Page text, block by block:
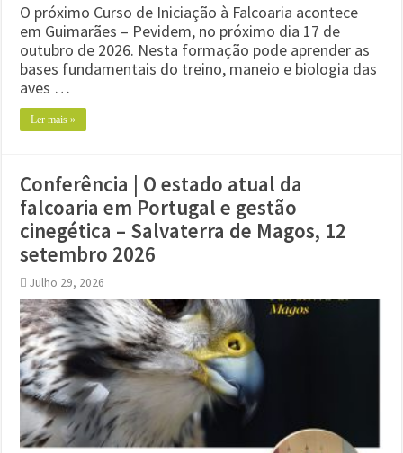
O próximo Curso de Iniciação à Falcoaria acontece
em Guimarães – Pevidem, no próximo dia 17 de
outubro de 2026. Nesta formação pode aprender as
bases fundamentais do treino, maneio e biologia das
aves …
Ler mais »
Conferência | O estado atual da
falcoaria em Portugal e gestão
cinegética – Salvaterra de Magos, 12
setembro 2026
Julho 29, 2026